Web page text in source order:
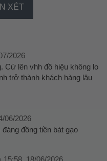
XÉT
2026
Cứ lên vhh đồ hiệu không lo
trở thành khách hàng lâu
06/2026
đồng tiền bát gạo